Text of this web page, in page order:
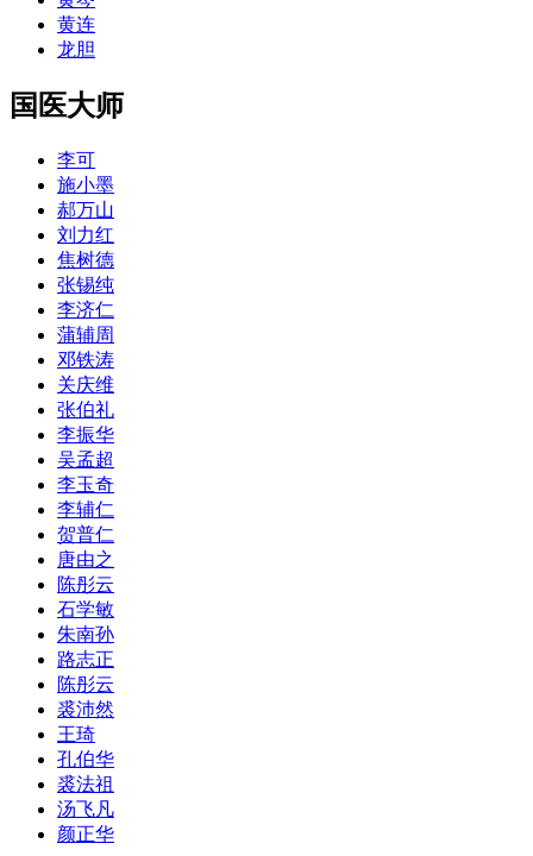
黄连
龙胆
国医大师
李可
施小墨
郝万山
刘力红
焦树德
张锡纯
李济仁
蒲辅周
邓铁涛
关庆维
张伯礼
李振华
吴孟超
李玉奇
李辅仁
贺普仁
唐由之
陈彤云
石学敏
朱南孙
路志正
陈彤云
裘沛然
王琦
孔伯华
裘法祖
汤飞凡
颜正华